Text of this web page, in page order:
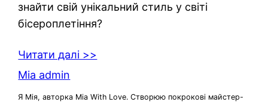
знайти свій унікальний стиль у світі
бісероплетіння?
Читати далі >>
Mia admin
Я Мія, авторка Mia With Love. Створюю покрокові майстер-